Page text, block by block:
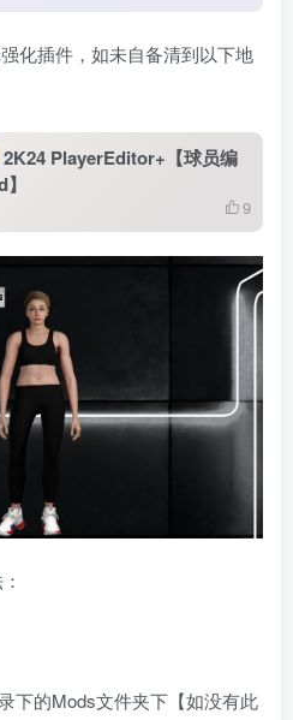
化插件，如未自备清到以下地
2K24 PlayerEditor+【球员编
9
下的Mods文件夹下【如没有此